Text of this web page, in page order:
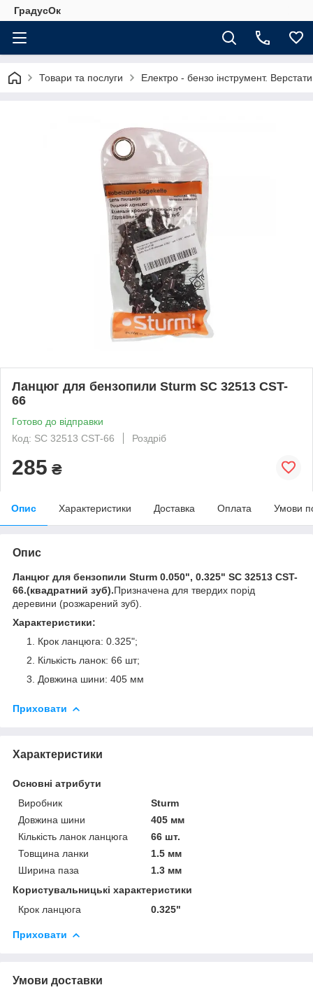
ГрадусОк
Товари та послуги Електро - бензо інструмент. Верстати
Ланцюг для бензопили Sturm SC 32513 CST-
66
Готово до відправки
Код: SC 32513 CST-66
Роздріб
285 ₴
Опис Характеристики Доставка Оплата Умови
Опис
Ланцюг для бензопили Sturm 0.050", 0.325" SC 32513 CST-
66.(квадратний зуб).Призначена для твердих порід
деревини (розжарений зуб).
Характеристики:
Крок ланцюга: 0.325";
Кількість ланок: 66 шт;
Довжина шини: 405 мм
Приховати
Характеристики
Основні атрибути
Виробник
Sturm
Довжина шини
405 мм
Кількість ланок ланцюга
66 шт.
Товщина ланки
1.5 мм
Ширина паза
1.3 мм
Користувальницькі характеристики
Крок ланцюга
0.325"
Приховати
Умови доставки